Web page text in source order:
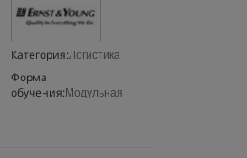
Категория:Логистика
Форма
обучения: Модульная